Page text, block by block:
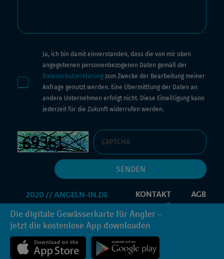
Die digitale Gewässerkarte für Angler –
jetzt die kostenlose App downloaden
Ja, ich bin damit einverstanden, dass die von mir oben
angegebenen personenbezogenen Daten gemäß der
Datenschutzerklärung zum Zwecke der Bearbeitung meiner
Anfrage genutzt werden. Eine Übermittlung der Daten an
andere Unternehmen erfolgt nicht. Diese Einwilligung kann
jederzeit für die Zukunft widerrufen werden.
KONTAKT
AGB
IMPRESSUM
DATENSCHUTZERKLÄRUNG
PROMOCODE
INFORMATIONEN ANFORDERN